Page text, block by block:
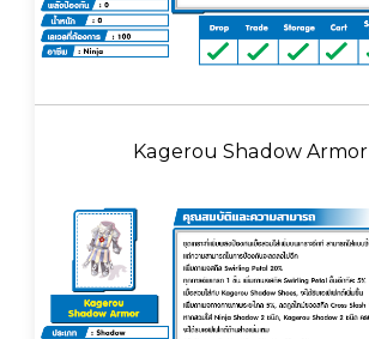
Kagerou Shadow Armor